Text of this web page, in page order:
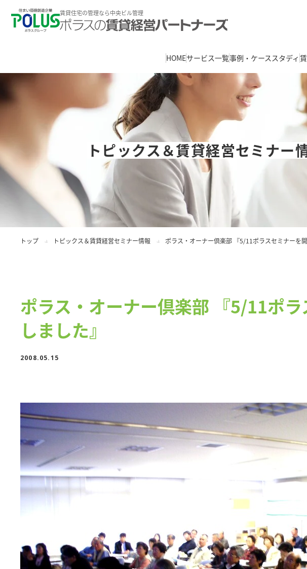
賃貸住宅の管理なら中央ビル管理
HOMEサービス一覧事例・ケーススタディ
トピックス＆賃貸経営セミナー
トップ トピックス＆賃貸経営セミナー情報 ポラス・オーナー倶楽部 『5/11ポラスセミナーを開
ポラス・オーナー倶楽部 『5/11ポ
しました』
2008.05.15